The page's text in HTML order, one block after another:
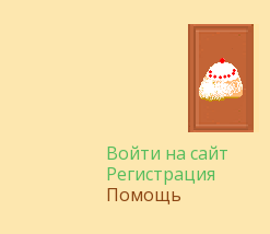
Войти на сайт
Регистрация
Помощь